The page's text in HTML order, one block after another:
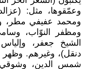
وعمّقوها، مثل:
ومحمد عفيفي مطر،
ومظفر النوّاب،
الشيخ جعفر،
شمس الدين، وشوقي